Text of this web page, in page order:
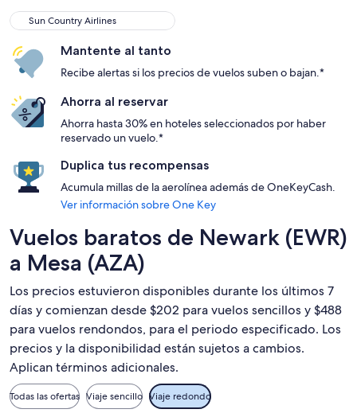
Sun Country Airlines
Sun Country Airlines
Mantente al tanto
Recibe alertas si los precios de vuelos suben o bajan.*
Ahorra al reservar
Ahorra hasta 30% en hoteles seleccionados por haber
reservado un vuelo.*
Duplica tus recompensas
Acumula millas de la aerolínea además de OneKeyCash.
Ver información sobre One Key
Vuelos baratos de Newark (EWR)
a Mesa (AZA)
Los precios estuvieron disponibles durante los últimos 7
días y comienzan desde $202 para vuelos sencillos y $488
para vuelos rendondos, para el periodo especificado. Los
precios y la disponibilidad están sujetos a cambios.
Aplican términos adicionales.
Todas las ofertas Viaje sencillo Viaje redondo